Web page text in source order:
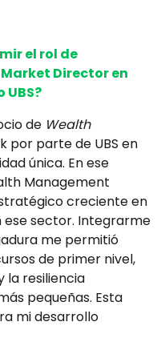
el rol de
Director en
de Wealth
por parte de UBS en
única. En ese
Management
creciente en
ese sector. Integrarme
me permitió
de primer nivel,
la resiliencia
pequeñas. Esta
mi desarrollo